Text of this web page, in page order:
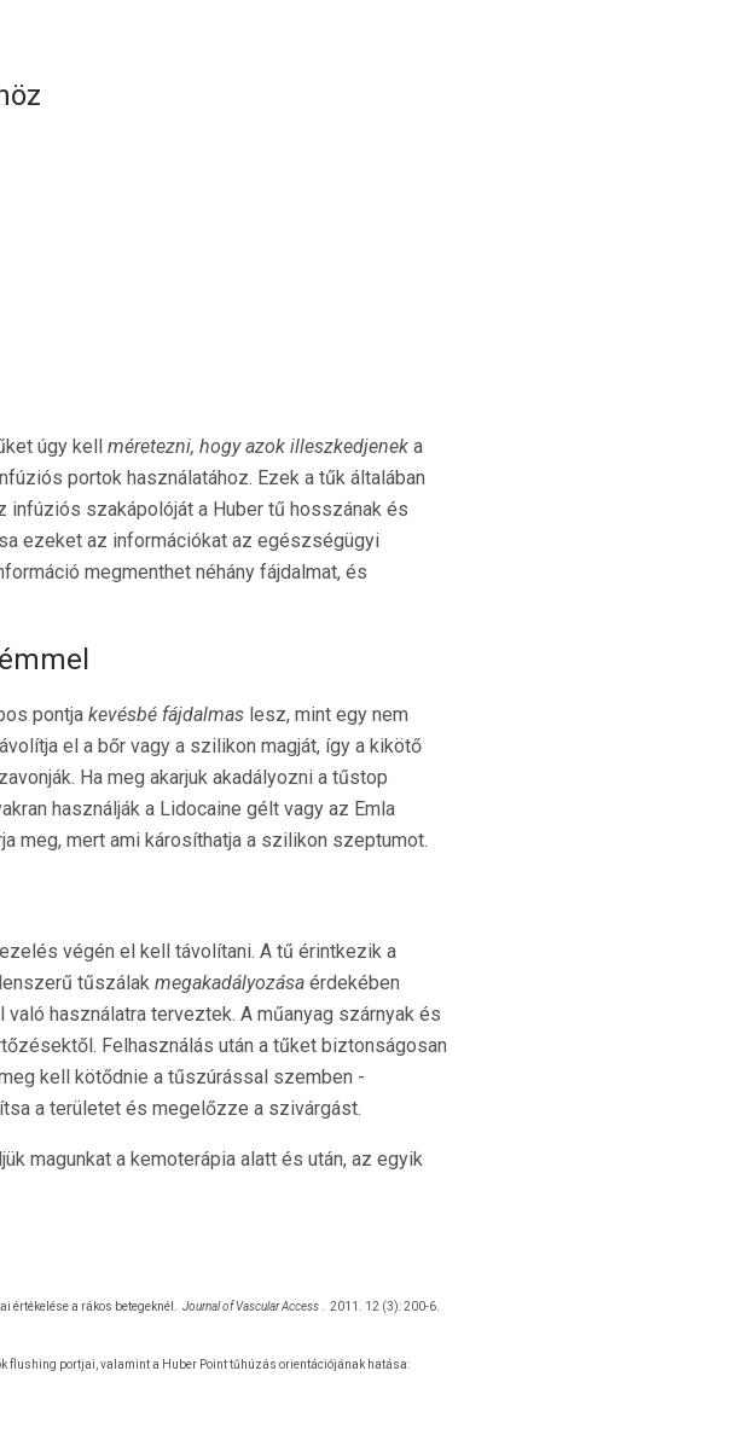
úgy kell méretezni, hogy azok illeszkedjenek a
portok használatához. Ezek a tűk általában
infúziós szakápolóját a Huber tű hosszának és
ezeket az információkat az egészségügyi
megmenthet néhány fájdalmat, és
pontja kevésbé fájdalmas lesz, mint egy nem
el a bőr vagy a szilikon magját, így a kikötő
Ha meg akarjuk akadályozni a tűstop
használják a Lidocaine gélt vagy az Emla
meg, mert ami károsíthatja a szilikon szeptumot.
végén el kell távolítani. A tű érintkezik a
tűszálak megakadályozása érdekében
használatra terveztek. A műanyag szárnyak és
Felhasználás után a tűket biztonságosan
kell kötődnie a tűszúrással szemben -
a területet és megelőzze a szivárgást.
magunkat a kemoterápia alatt és után, az egyik
értékelése a rákos betegeknél. Journal of Vascular Access 2011. 12 (3): 200-6.
flushing portjai, valamint a Huber Point tűhúzás orientációjának hatása: